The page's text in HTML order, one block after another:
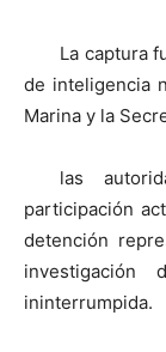
La captura
de inteligencia
Marina y la
las
participación
detención
ininterrumpida.